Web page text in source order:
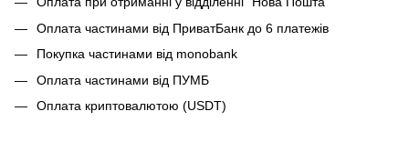
Оплата частинами від ПриватБанк до 6 платежів
Покупка частинами від monobank
Оплата частинами від ПУМБ
Оплата криптовалютою (USDT)